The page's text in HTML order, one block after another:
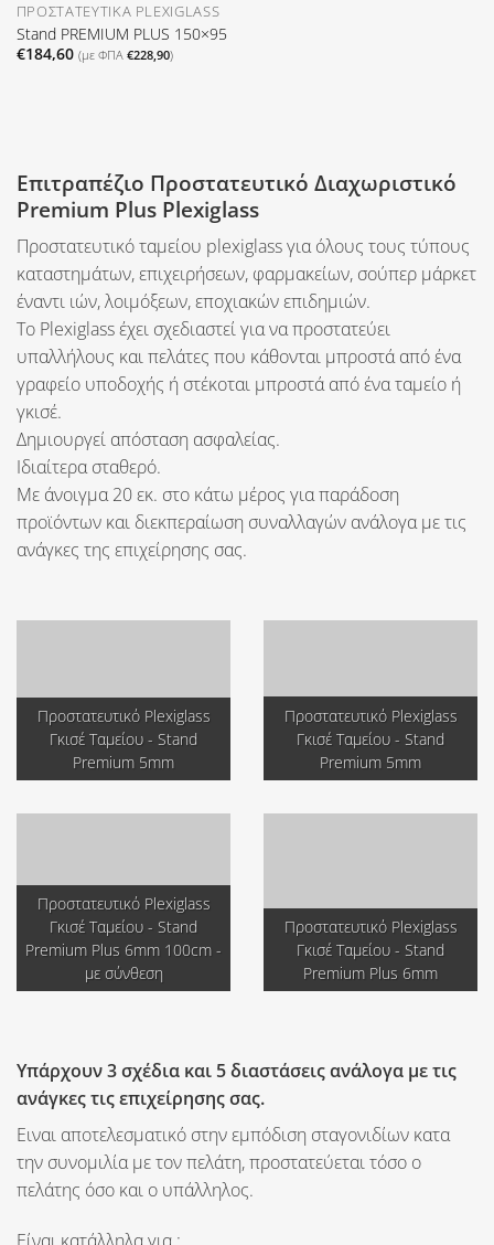
ΠΡΟΣΤΑΤΕΥΤΙΚΆ PLEXIGLASS
Stand PREMIUM PLUS 150×95
€184,60 (με ΦΠΑ €228,90)
Επιτραπέζιο Προστατευτικό Διαχωριστικό
Premium Plus Plexiglass
Προστατευτικό ταμείου plexiglass για όλους τους τύπους
καταστημάτων, επιχειρήσεων, φαρμακείων, σούπερ μάρκετ
έναντι ιών, λοιμόξεων, εποχιακών επιδημιών.
Το Plexiglass έχει σχεδιαστεί για να προστατεύει
υπαλλήλους και πελάτες που κάθονται μπροστά από ένα
γραφείο υποδοχής ή στέκοται μπροστά από ένα ταμείο ή
γκισέ.
Δημιουργεί απόσταση ασφαλείας.
Ιδιαίτερα σταθερό.
Με άνοιγμα20 εκ. στο κάτω μέρος για παράδοση
προϊόντων και διεκπεραίωση συναλλαγών ανάλογα με τις
ανάγκες της επιχείρησης σας.
Προστατευτικό Plexiglass
Γκισέ Ταμείου - Stand
Premium 5mm
Προστατευτικό Plexiglass
Γκισέ Ταμείου - Stand
Premium 5mm
Προστατευτικό Plexiglass
Γκισέ Ταμείου - Stand
Premium Plus 6mm 100cm -
με σύνθεση
Προστατευτικό Plexiglass
Γκισέ Ταμείου - Stand
Premium Plus 6mm
Υπάρχουν 3 σχέδια και 5 διαστάσεις ανάλογα με τις
ανάγκες τις επιχείρησης σας.
Ειναι αποτελεσματικό στην εμπόδιση σταγονιδίων κατα
την συνομιλία με τον πελάτη, προστατεύεται τόσο ο
πελάτης όσο και ο υπάλληλος.